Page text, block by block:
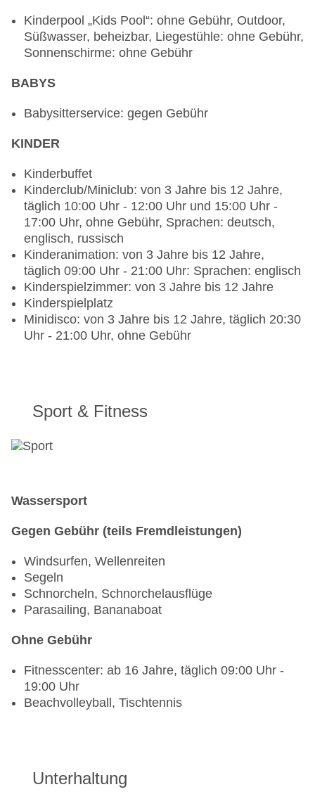
asiatisch, à la carte, Reservierung notwendig,
ohne Gebühr, täglich 18:30 Uhr - 22:00 Uhr
Spezialitätenrestaurant „Basilico“: Küche:
ohne Gebühr, täglich 18:30 Uhr - 22:00 Uhr
Lobbybar „SunRay“: täglich 24 Stunden, ohne
Poolbar Outdoor „Island“: täglich 10:00 Uhr -
Poolbar Indoor „Aqua“: täglich 10:00 Uhr - 17:00
Uhr, ohne Gebühr
Lobbybar „The Hub Bar (Adults only)“: ab 18
Jahre, täglich 24 Stunden, ohne Gebühr
Lobbybar „The Lobby Terrace“: täglich 24
Stunden, ohne Gebühr
Strandbar „Chiringuito“: täglich 10:00 Uhr - 21:00
Uhr, ohne Gebühr
Bar „Yazol Shisha Tent“: täglich 12:00 Uhr - 00:00
Uhr, gegen Gebühr
Pub „Victoria Pub“: täglich 23:00 Uhr - 02:00 Uhr,
Kinderpool „Kids Pool“: ohne Gebühr, Outdoor,
Süßwasser, beheizbar, Liegestühle: ohne Gebühr,
Sonnenschirme: ohne Gebühr
BABYS
Babysitterservice: gegen Gebühr
KINDER
Kinderbuffet
Kinderclub/Miniclub: von 3 Jahre bis 12 Jahre,
täglich 10:00 Uhr - 12:00 Uhr und 15:00 Uhr -
17:00 Uhr, ohne Gebühr, Sprachen: deutsch,
englisch, russisch
Kinderanimation: von 3 Jahre bis 12 Jahre,
täglich 09:00 Uhr - 21:00 Uhr: Sprachen: englisch
Kinderspielzimmer: von 3 Jahre bis 12 Jahre
Kinderspielplatz
Minidisco: von 3 Jahre bis 12 Jahre, täglich 20:30
Uhr - 21:00 Uhr, ohne Gebühr
Sport & Fitness
Wassersport
Gegen Gebühr (teils Fremdleistungen)
Windsurfen, Wellenreiten
Segeln
Schnorcheln, Schnorchelausflüge
Parasailing, Bananaboat
Ohne Gebühr
Fitnesscenter: ab 16 Jahre, täglich 09:00 Uhr -
19:00 Uhr
Beachvolleyball, Tischtennis
Unterhaltung